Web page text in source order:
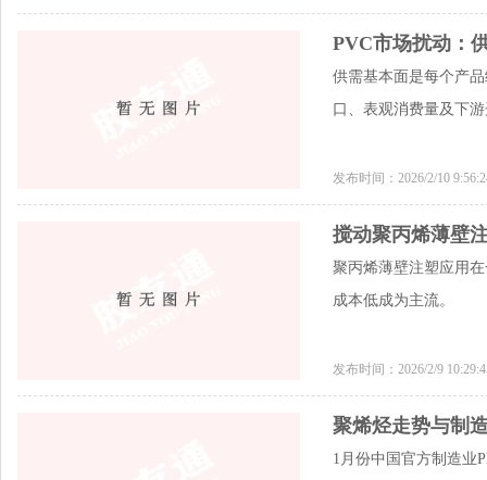
PVC市场扰动：
供需基本面是每个产
口、表观消费量及下
发布时间：2026/2/10
搅动聚丙烯薄壁
聚丙烯薄壁注塑应用
成本低成为主流。
发布时间：2026/2/9
聚烯烃走势与制
1月份中国官方制造业